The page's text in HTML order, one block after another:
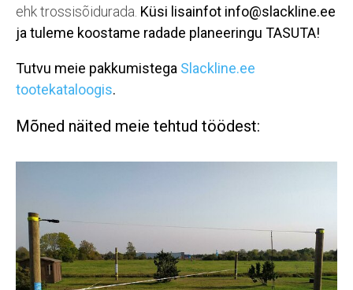
ehk trossisõidurada. Küsi lisainfot info@slackline.ee
ja tuleme koostame radade planeeringu TASUTA!
Tutvu meie pakkumistega Slackline.ee
tootekataloogis.
Mõned näited meie tehtud töödest: